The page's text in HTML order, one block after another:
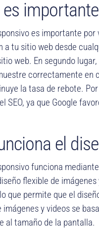
es
es importante
a tu sitio web desde
web. En segundo
correctamente en
la tasa de rebote.
SEO, ya que Google
el
funciona
flexible de
que permite que el
y videos se
al tamaño de la pantalla.